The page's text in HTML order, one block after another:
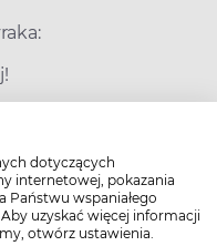
dotyczących
internetowej, pokazania
Państwu wspaniałego
uzyskać więcej informacji
otwórz ustawienia.
każdym razem,
okolic zmiany
– czyraki
ręcznika,